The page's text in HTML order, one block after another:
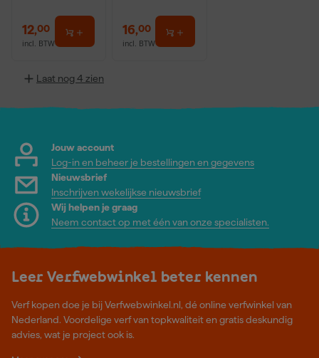
12,00
incl. BTW
16,00
incl. BTW
Laat nog 4 zien
Jouw account
Log-in en beheer je bestellingen en gegevens
Nieuwsbrief
Inschrijven wekelijkse nieuwsbrief
Wij helpen je graag
Neem contact op met één van onze specialisten.
Leer Verfwebwinkel beter kennen
Verf kopen doe je bij Verfwebwinkel.nl, dé online verfwinkel van
Nederland. Voordelige verf van topkwaliteit en gratis deskundig
advies, wat je project ook is.